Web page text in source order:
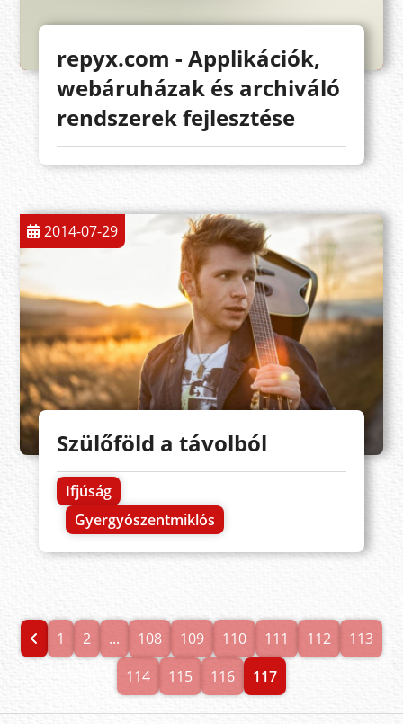
repyx.com - Applikációk,
webáruházak és archiváló
rendszerek fejlesztése
2014-07-29
Szülőföld a távolból
Ifjúság
Gyergyószentmiklós
1 2 ... 108 109 110 111 112
113
114
115 116 117